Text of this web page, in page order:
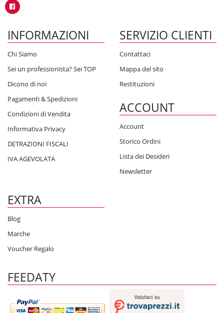
INFORMAZIONI
Chi Siamo
Sei un professionista? Sei TOP
Dicono di noi
Pagamenti & Spedizioni
Condizioni di Vendita
Informativa Privacy
DETRAZIONI FISCALI
IVA AGEVOLATA
SERVIZIO CLIENTI
Contattaci
Mappa del sito
Restituzioni
ACCOUNT
Account
Storico Ordini
Lista dei Desideri
Newsletter
EXTRA
Blog
Marche
Voucher Regalo
FEEDATY